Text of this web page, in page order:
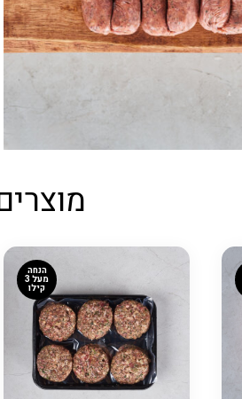
הנחה
מעל 3
קילו